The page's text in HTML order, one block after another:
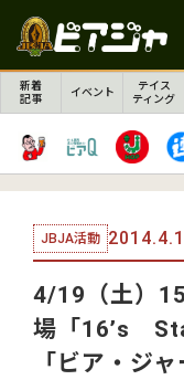
新着
記事
イベント
テイス
ティング
JBJA活動
4/19（土）
場「16’s
「ビア・ジ